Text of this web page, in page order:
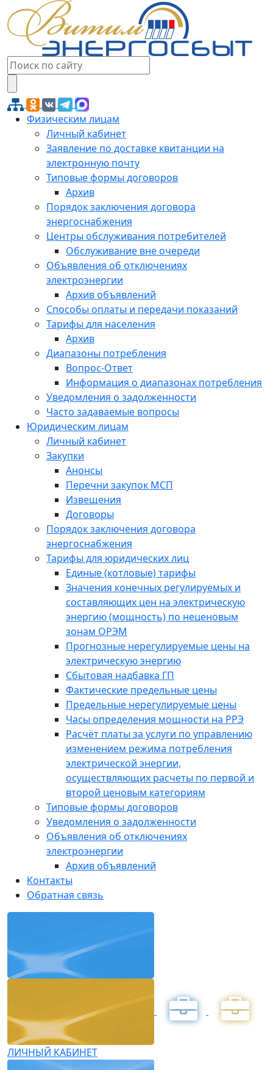
Физическим лицам
Личный кабинет
Заявление по доставке квитанции на
электронную почту
Типовые формы договоров
Архив
Порядок заключения договора
энергоснабжения
Центры обслуживания потребителей
Обслуживание вне очереди
Объявления об отключениях
электроэнергии
Архив объявлений
Способы оплаты и передачи показаний
Тарифы для населения
Архив
Диапазоны потребления
Вопрос-Ответ
Информация о диапазонах потребления
Уведомления о задолженности
Часто задаваемые вопросы
Юридическим лицам
Личный кабинет
Закупки
Анонсы
Перечни закупок МСП
Извещения
Договоры
Порядок заключения договора
энергоснабжения
Тарифы для юридических лиц
Единые (котловые) тарифы
Значения конечных регулируемых и
составляющих цен на электрическую
энергию (мощность) по неценовым
зонам ОРЭМ
Прогнозные нерегулируемые цены на
электрическую энергию
Сбытовая надбавка ГП
Фактические предельные цены
Предельные нерегулируемые цены
Часы определения мощности на РРЭ
Расчёт платы за услуги по управлению
изменением режима потребления
электрической энергии,
осуществляющих расчеты по первой и
второй ценовым категориям
Типовые формы договоров
Уведомления о задолженности
Объявления об отключениях
электроэнергии
Архив объявлений
Контакты
Обратная связь
ЛИЧНЫЙ КАБИНЕТ